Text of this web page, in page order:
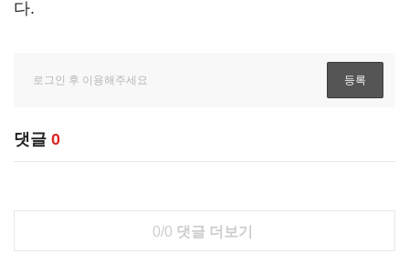
다.
댓글 0
0/0 댓글 더보기